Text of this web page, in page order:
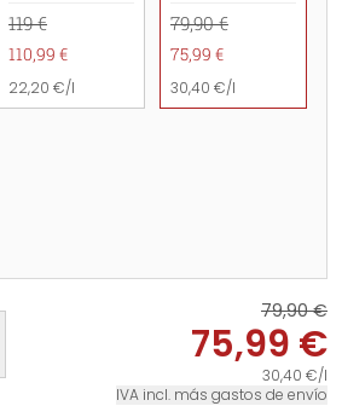
119 €
110,99 €
22,20 €/l
79,90 €
75,99 €
30,40 €/l
79,90 €
75,99 €
30,40 €/l
IVA incl. más gastos de envío